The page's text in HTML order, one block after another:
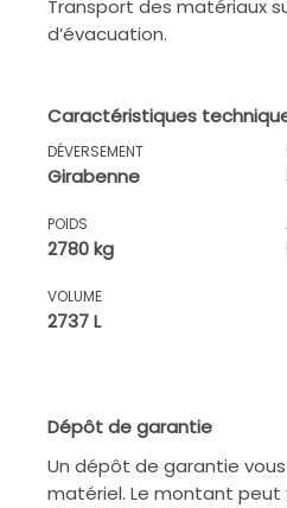
Transport des matériaux
d’évacuation.
Caractéristiques
DÉVERSEMENT
Girabenne
POIDS
2780 kg
VOLUME
2737 L
Dépôt de garantie
Un dépôt de garantie
matériel. Le montant peut